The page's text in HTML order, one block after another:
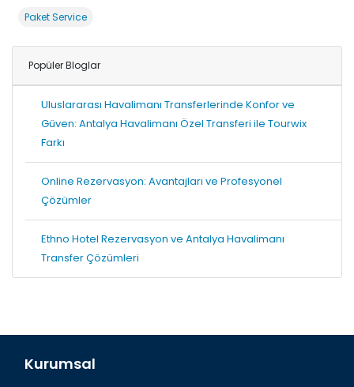
Paket Service
Popüler Bloglar
Uluslararası Havalimanı Transferlerinde Konfor ve
Güven: Antalya Havalimanı Özel Transferi ile Tourwix
Farkı
Online Rezervasyon: Avantajları ve Profesyonel
Çözümler
Ethno Hotel Rezervasyon ve Antalya Havalimanı
Transfer Çözümleri
Kurumsal